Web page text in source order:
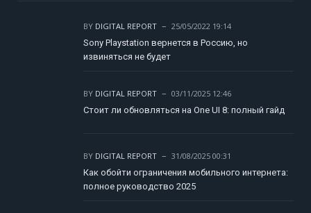
BY DIGITAL REPORT
25/05/2022 19:14
Sony Playstation вернется в Россию, но
извиняться не будет
BY DIGITAL REPORT
03/11/2025 12:46
Стоит ли обновляться на One UI 8: полный гайд
BY DIGITAL REPORT
31/08/2025 00:31
Как обойти ограничения мобильного интернета:
полное руководство 2025